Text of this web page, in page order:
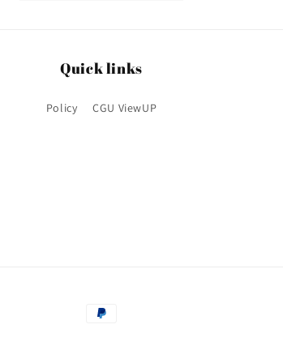
Quick links
Policy CGU ViewUP
Payment